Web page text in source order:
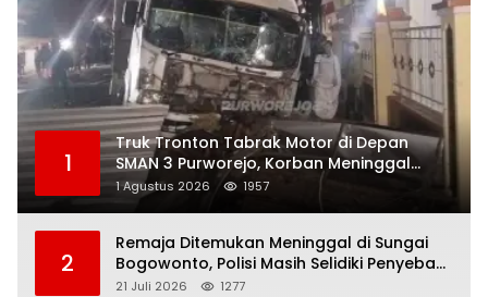
1
Truk Tronton Tabrak Motor di Depan
SMAN 3 Purworejo, Korban Meninggal
Dunia, Polisi Masih Selidiki Penyebab
1 Agustus 2026 1957
2
Remaja Ditemukan Meninggal di Sungai
Bogowonto, Polisi Masih Selidiki Penyebab
Kematian
21 Juli 2026 1277